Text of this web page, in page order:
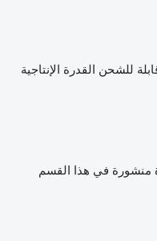
للشحن القدرة الإنتاجية
منشورة في هذا القسم